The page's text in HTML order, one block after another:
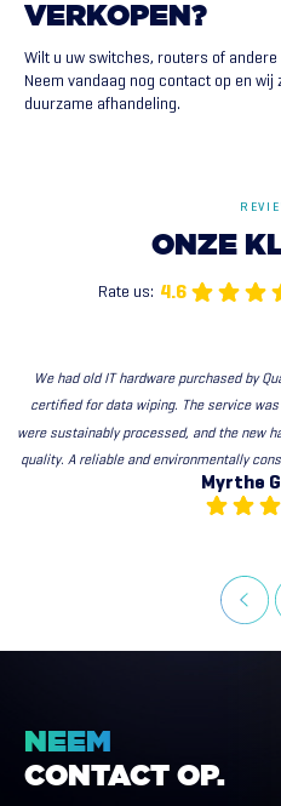
VERKOPEN?
Wilt u uw switches, routers of
Neem vandaag nog contact op en
duurzame afhandeling.
ONZE
Rate us: 4.6
Myrthe
We had old IT hardware purchased by
certified for data wiping. The service
were sustainably processed, and the new
quality. A reliable and environmentally
NEEM
CONTACT OP.